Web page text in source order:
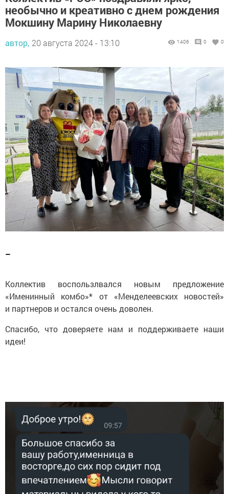
необычно и креативно с днем рождения
Мокшину Марину Николаевну
автор, 20 августа 2024 - 13:10 1406 0 0
–
Коллектив воспользлвался новым предложение
«Именинный комбо»* от «Менделеевских новостей»
и партнеров и остался очень доволен.
Спасибо, что доверяете нам и поддерживаете наши
идеи!